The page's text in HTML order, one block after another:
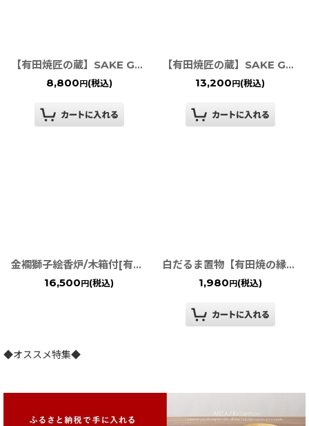
【有田焼匠の蔵】SAKE GLASS 銀独楽（丸）
8,800 円(税込)
【有田焼匠の蔵】SAKE GLASS 蒔絵（丸）
13,200 円 (税込)
金襴獅子絵香炉/木箱付[有田焼 弥左ェ門窯］
16,500 円 (税込)
白だるま置物【有田焼の縁起物】
1,980 円(税込)
◆オススメ特集◆